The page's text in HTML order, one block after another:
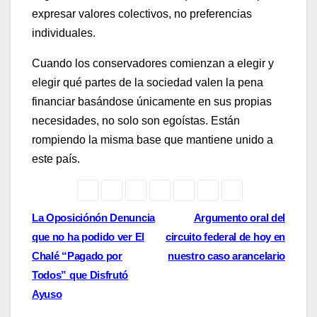
expresar valores colectivos, no preferencias
individuales.
Cuando los conservadores comienzan a elegir y
elegir qué partes de la sociedad valen la pena
financiar basándose únicamente en sus propias
necesidades, no solo son egoístas. Están
rompiendo la misma base que mantiene unido a
este país.
Post
navigation
Argumento oral del
circuito federal de hoy en
nuestro caso arancelario
La Oposiciónón Denuncia
que no ha podido ver El
Chalé “Pagado por
Todos” que Disfrutó
Ayuso